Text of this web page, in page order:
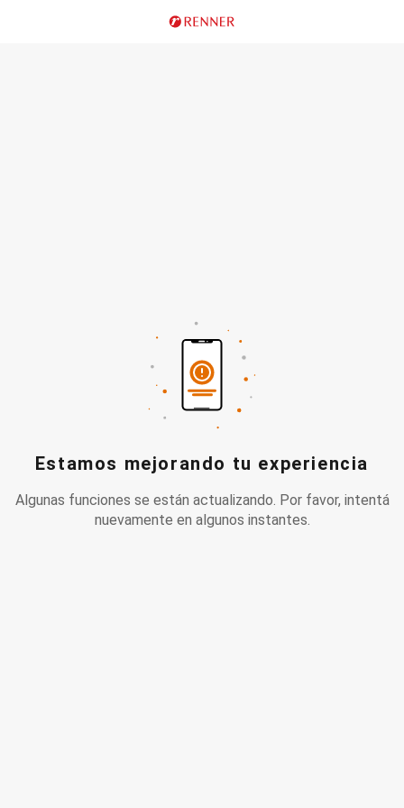
Estamos mejorando tu experiencia
Algunas funciones se están actualizando. Por favor, intentá
nuevamente en algunos instantes.